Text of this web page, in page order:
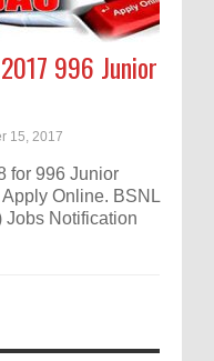
996 Junior
15, 2017
for 996 Junior
Online. BSNL
Jobs Notification